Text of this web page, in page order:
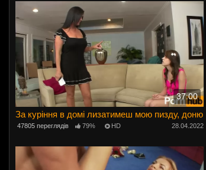
37:00
За куріння в домі лизатимеш мою пизду, доню
47805 переглядів 79% HD 28.04.2022